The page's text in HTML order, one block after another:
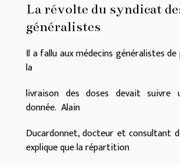
La révolte du syndicat
généralistes
Il a fallu aux médecins généralistes
la
livraison des doses devait suivre
donnée. Alain
Ducardonnet, docteur et consultant
explique que la répartition